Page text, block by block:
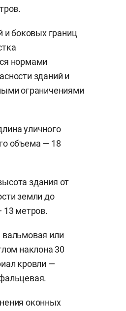
и боковых границ
нормами
зданий и
ограничениями
уличного
объема — 18
здания от
земли до
13 метров.
или
наклона 30
кровли —
оконных